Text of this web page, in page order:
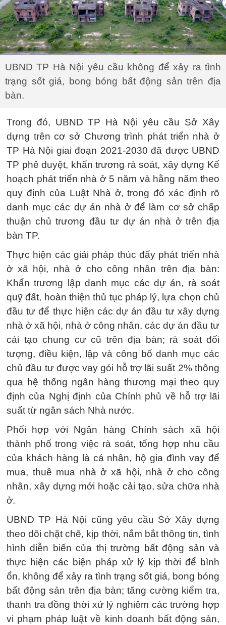
UBND TP Hà Nội yêu cầu không để xảy ra tình
trạng sốt giá, bong bóng bất động sản trên địa
bàn.
Trong đó, UBND TP Hà Nội yêu cầu Sở Xây
dựng trên cơ sở Chương trình phát triển nhà ở
TP Hà Nội giai đoạn 2021-2030 đã được UBND
TP phê duyệt, khẩn trương rà soát, xây dựng Kế
hoạch phát triển nhà ở 5 năm và hằng năm theo
quy định của Luật Nhà ở, trong đó xác định rõ
danh mục các dự án nhà ở để làm cơ sở chấp
thuận chủ trương đầu tư dự án nhà ở trên địa
bàn TP.
Thực hiện các giải pháp thúc đẩy phát triển nhà
ở xã hội, nhà ở cho công nhân trên địa bàn:
Khẩn trương lập danh mục các dự án, rà soát
quỹ đất, hoàn thiện thủ tục pháp lý, lựa chọn chủ
đầu tư để thực hiện các dự án đầu tư xây dựng
nhà ở xã hội, nhà ở công nhân, các dự án đầu tư
cải tạo chung cư cũ trên địa bàn; rà soát đối
tượng, điều kiện, lập và công bố danh mục các
chủ đầu tư được vay gói hỗ trợ lãi suất 2% thông
qua hệ thống ngân hàng thương mại theo quy
định của Nghị định của Chính phủ về hỗ trợ lãi
suất từ ngân sách Nhà nước.
Phối hợp với Ngân hàng Chính sách xã hội
thành phố trong việc rà soát, tổng hợp nhu cầu
của khách hàng là cá nhân, hộ gia đình vay để
mua, thuê mua nhà ở xã hội, nhà ở cho công
nhân, xây dựng mới hoặc cải tạo, sửa chữa nhà
ở.
UBND TP Hà Nội cũng yêu cầu Sở Xây dựng
theo dõi chặt chẽ, kịp thời, nắm bắt thông tin, tình
hình diễn biến của thị trường bất động sản và
thực hiện các biện pháp xử lý kịp thời để bình
ổn, không để xảy ra tình trạng sốt giá, bong bóng
bất động sản trên địa bàn; tăng cường kiểm tra,
thanh tra đồng thời xử lý nghiêm các trường hợp
vi phạm pháp luật về kinh doanh bất động sản,